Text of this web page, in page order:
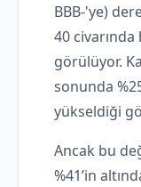
BBB-'ye)
40
görülüyor.
sonunda
yükseldiği
Ancak bu
%41’in